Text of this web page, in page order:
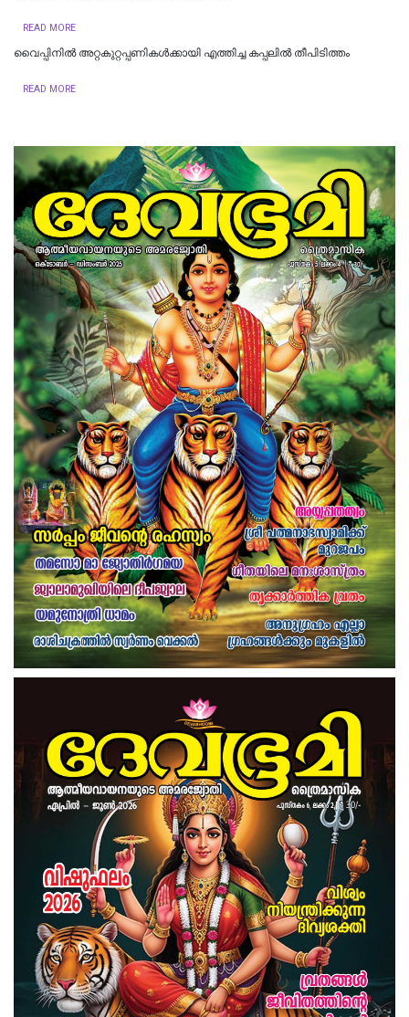
READ MORE
വൈപ്പിനില്‍ അറ്റകുറ്റപ്പണികൾക്കായി എത്തിച്ച കപ്പലിൽ തീപിടിത്തം
READ MORE